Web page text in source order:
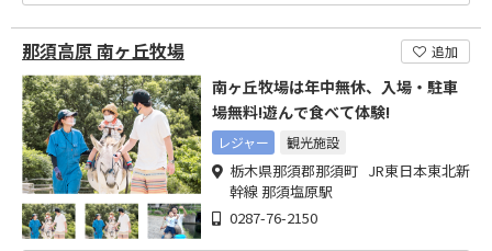
那須高原 南ヶ丘牧場 追加
南ヶ丘牧場は年中無休、入場・駐車
場無料!遊んで食べて体験!
レジャー 観光施設
栃木県那須郡那須町 JR東日本東北新
幹線 那須塩原駅
0287-76-2150